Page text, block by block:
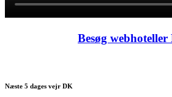
Besøg webhoteller
Næste 5 dages vejr DK